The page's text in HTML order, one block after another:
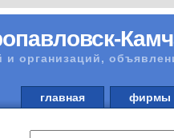
и организаций,
главная